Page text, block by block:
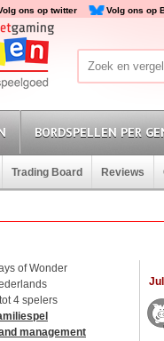
ons op twitter Volg ons op
BORDSPELLEN PER
Trading Board Reviews
of Wonder
4 spelers
management